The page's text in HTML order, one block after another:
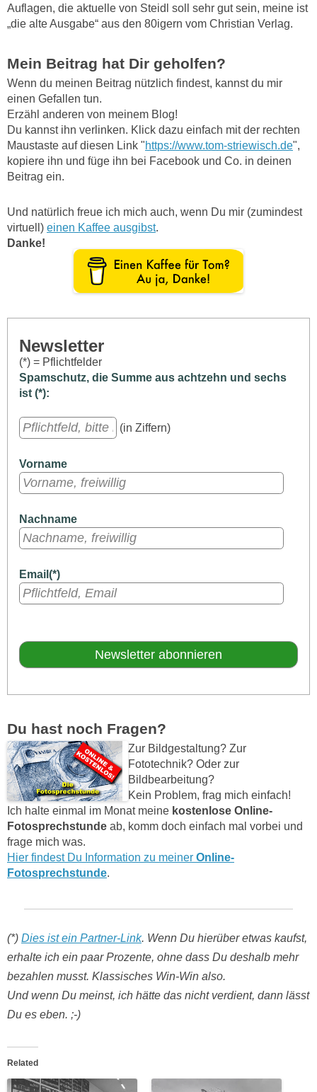
Auflagen, die aktuelle von Steidl soll sehr gut sein, meine ist
„die alte Ausgabe“ aus den 80igern vom Christian Verlag.
Mein Beitrag hat Dir geholfen?
Wenn du meinen Beitrag nützlich findest, kannst du mir
einen Gefallen tun.
Erzähl anderen von meinem Blog!
Du kannst ihn verlinken. Klick dazu einfach mit der rechten
Maustaste auf diesen Link "https://www.tom-striewisch.de",
kopiere ihn und füge ihn bei Facebook und Co. in deinen
Beitrag ein.
Und natürlich freue ich mich auch, wenn Du mir (zumindest
virtuell) einen Kaffee ausgibst.
Danke!
Newsletter
(*) = Pflichtfelder
Spamschutz, die Summe aus achtzehn und sechs
ist (*):
(in Ziffern)
Vorname
Nachname
Email(*)
Du hast noch Fragen?
Zur Bildgestaltung? Zur
Fototechnik? Oder zur
Bildbearbeitung?
Kein Problem, frag mich einfach!
Ich halte einmal im Monat meine kostenlose Online-
Fotosprechstunde ab, komm doch einfach mal vorbei und
frage mich was.
Hier findest Du Information zu meiner Online-
Fotosprechstunde.
(*) Dies ist ein Partner-Link. Wenn Du hierüber etwas kaufst,
erhalte ich ein paar Prozente, ohne dass Du deshalb mehr
bezahlen musst. Klassisches Win-Win also.
Und wenn Du meinst, ich hätte das nicht verdient, dann lässt
Du es eben. ;-)
Related